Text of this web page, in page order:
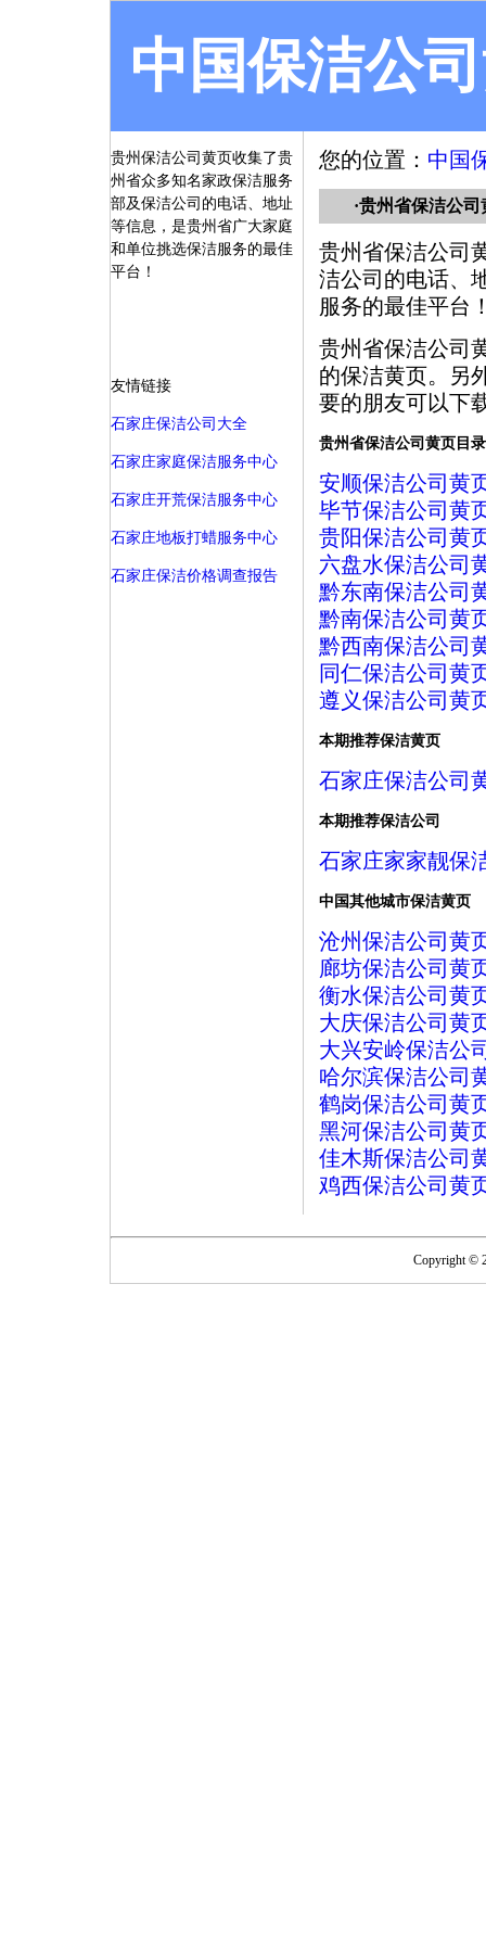
中国保洁公
您的位置： 中国
·贵州省保洁公司
贵州省保洁公司
洁公司的电话、
服务的最佳平台
贵州省保洁公司
的保洁黄页。另
要的朋友可以下
贵州省保洁公司黄页目录
安顺保洁公司黄
毕节保洁公司黄
贵阳保洁公司黄
六盘水保洁公司
黔东南保洁公司
黔南保洁公司黄
黔西南保洁公司
同仁保洁公司黄
遵义保洁公司黄
本期推荐保洁黄页
石家庄保洁公司
本期推荐保洁公司
石家庄家家靓保
中国其他城市保洁黄页
沧州保洁公司黄
廊坊保洁公司黄
衡水保洁公司黄
大庆保洁公司黄
大兴安岭保洁公
哈尔滨保洁公司
鹤岗保洁公司黄
黑河保洁公司黄
佳木斯保洁公司
鸡西保洁公司黄
贵州保洁公司黄页收集了贵
州省众多知名家政保洁服务
部及保洁公司的电话、地址
等信息，是贵州省广大家庭
和单位挑选保洁服务的最佳
平台！
友情链接
石家庄保洁公司大全
石家庄家庭保洁服务中心
石家庄开荒保洁服务中心
石家庄地板打蜡服务中心
石家庄保洁价格调查报告
Copyright ©